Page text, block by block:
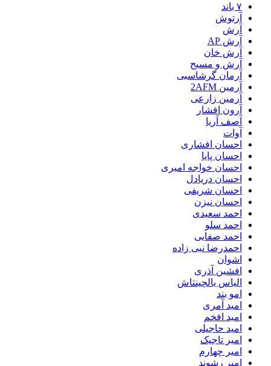
۷ باند
آرتوش
آرش
آرش AP
آرش خان
آرش و مسیح
آرمان گرشاسبی
آرمین 2AFM
آرمین زارعی
آرون افشار
آصف آریا
آوات
احسان افشاری
احسان پایا
احسان خواجه امیری
احسان دریادل
احسان شریفی
احسان نیزن
احمد سعیدی
احمد سلو
احمد صفایی
احمدرضا نبی زاده
اشوان
افشین آذری
الیاس یالچینتاش
امو بند
امید آمری
امید افخم
امید حاجیلی
امیر تاجیک
امیر چهارم
امیر رشوند